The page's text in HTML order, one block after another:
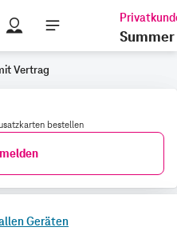
Shopping Cart
Summer
Vertrag
bestellen
Geräten